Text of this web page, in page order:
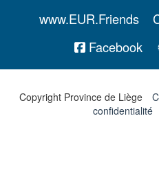
www.EUR.Friends
Facebook
Copyright Province de Liège
confidentialité